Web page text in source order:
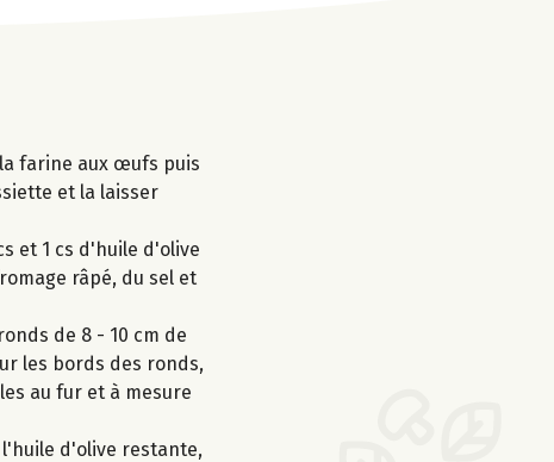
farine aux œufs puis
et la laisser
et 1 cs d'huile d'olive
râpé, du sel et
de 8 - 10 cm de
les bords des ronds,
au fur et à mesure
d'olive restante,